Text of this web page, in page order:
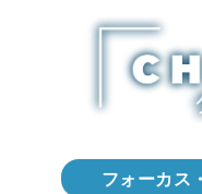
フォーカス